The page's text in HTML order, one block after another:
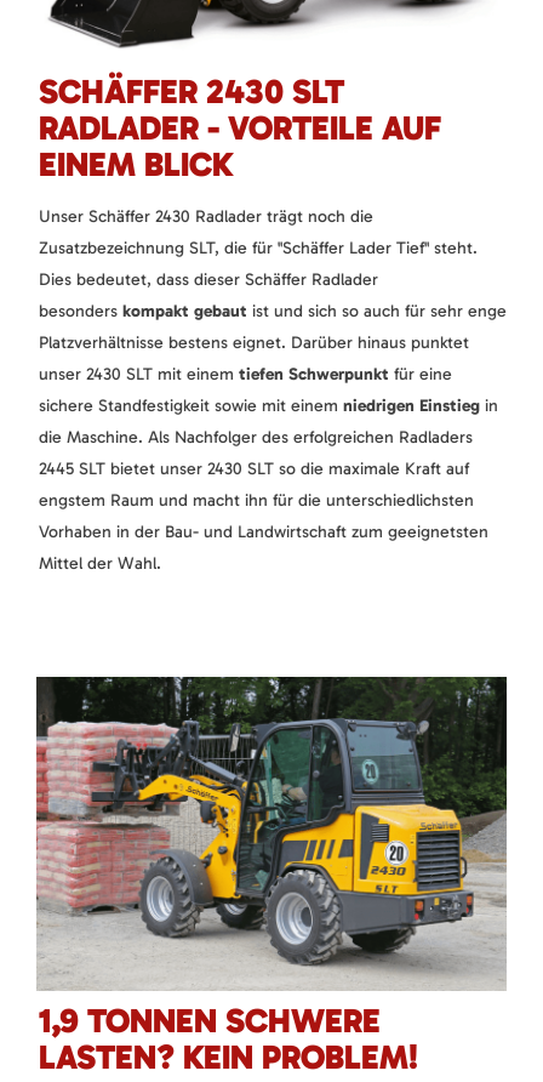
SCHÄFFER 2430 SLT
RADLADER - VORTEILE AUF
EINEM BLICK
Unser Schäffer 2430 Radlader trägt noch die
Zusatzbezeichnung SLT, die für "Schäffer Lader Tief" steht.
Dies bedeutet, dass dieser Schäffer Radlader
besonders kompakt gebaut ist und sich so auch für sehr enge
Platzverhältnisse bestens eignet. Darüber hinaus punktet
unser 2430 SLT mit einem tiefen Schwerpunkt für eine
sichere Standfestigkeit sowie mit einem niedrigen Einstieg in
die Maschine. Als Nachfolger des erfolgreichen Radladers
2445 SLT bietet unser 2430 SLT so die maximale Kraft auf
engstem Raum und macht ihn für die unterschiedlichsten
Vorhaben in der Bau- und Landwirtschaft zum geeignetsten
Mittel der Wahl.
1,9 TONNEN SCHWERE
LASTEN? KEIN PROBLEM!